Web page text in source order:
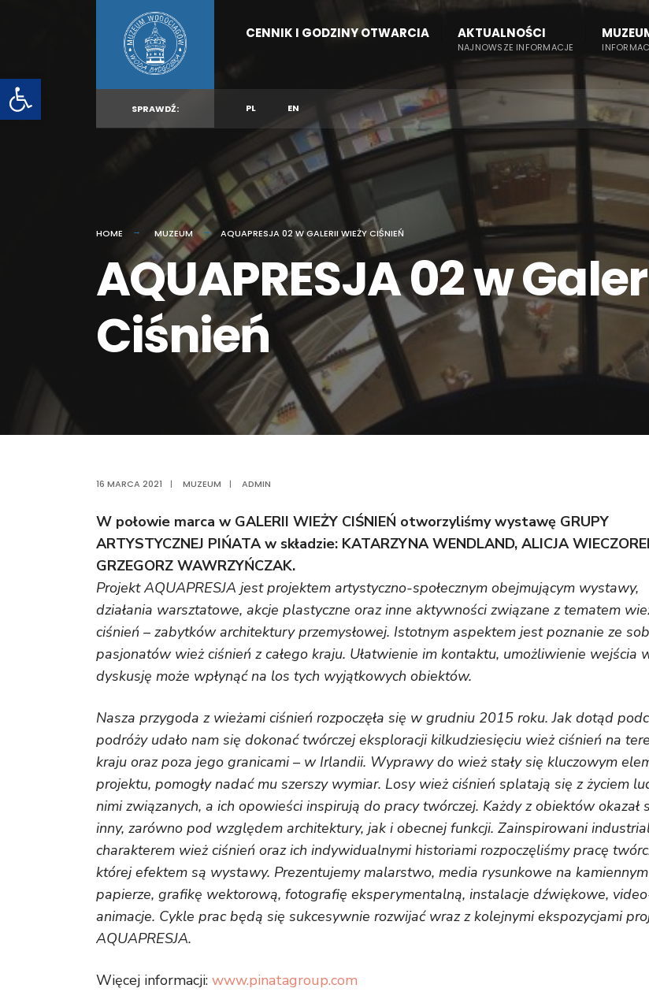
Otwórz pasek narzędzi
content
CENNIK I GODZINY OTWARCIA AKTUALNOŚCI
NAJNOWSZE INFORMACJE
SPRAWDŹ: PL EN
HOME MUZEUM AQUAPRESJA 02 W GALERII WIEŻY CIŚNIEŃ
AQUAPRESJA 02 w
Ciśnień
16 MARCA 2021 | MUZEUM | ADMIN
W połowie marca w GALERII WIEŻY CIŚNIEŃ otworzyliśmy wystawę GRUPY
ARTYSTYCZNEJ PIŃATA w składzie: KATARZYNA WENDLAND, ALICJA
GRZEGORZ WAWRZYŃCZAK.
Projekt AQUAPRESJA jest projektem artystyczno-społecznym obejmującym wystawy,
działania warsztatowe, akcje plastyczne oraz inne aktywności związane z tematem
ciśnień – zabytków architektury przemysłowej. Istotnym aspektem jest poznanie ze
pasjonatów wież ciśnień z całego kraju. Ułatwienie im kontaktu, umożliwienie wejścia
dyskusję może wpłynąć na los tych wyjątkowych obiektów.
Nasza przygoda z wieżami ciśnień rozpoczęła się w grudniu 2015 roku. Jak dotąd
podróży udało nam się dokonać twórczej eksploracji kilkudziesięciu wież ciśnień na
kraju oraz poza jego granicami – w Irlandii. Wyprawy do wież stały się kluczowym
projektu, pomogły nadać mu szerszy wymiar. Losy wież ciśnień splatają się z życiem
nimi związanych, a ich opowieści inspirują do pracy twórczej. Każdy z obiektów okazał
inny, zarówno pod względem architektury, jak i obecnej funkcji. Zainspirowani
charakterem wież ciśnień oraz ich indywidualnymi historiami rozpoczęliśmy pracę
której efektem są wystawy. Prezentujemy malarstwo, media rysunkowe na kamiennym
papierze, grafikę wektorową, fotografię eksperymentalną, instalacje dźwiękowe,
animacje. Cykle prac będą się sukcesywnie rozwijać wraz z kolejnymi ekspozycjami
AQUAPRESJA.
Więcej informacji: www.pinatagroup.com